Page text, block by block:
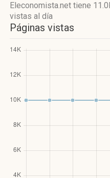
Eleconomista.net tiene
vistas al día
Páginas vistas